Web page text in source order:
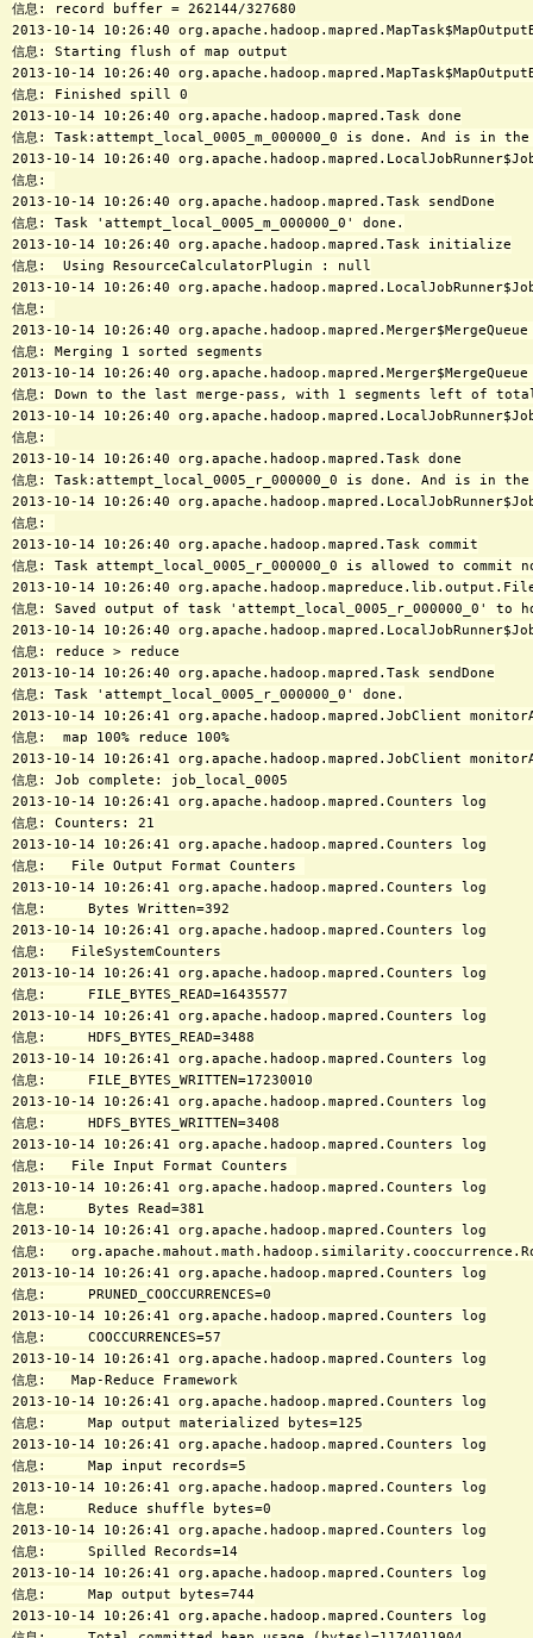
信息: record buffer = 262144/327680
2013-10-14 10:26:40
信息: Starting flush of map output
2013-10-14 10:26:40
信息: Finished spill 0
2013-10-14 10:26:40 org.apache.hadoop.mapred.Task done
信息: Task:attempt_local_0005_m_000000_0 is done. And is in
2013-10-14 10:26:40
信息:
2013-10-14 10:26:40 org.apache.hadoop.mapred.Task sendDone
信息: Task 'attempt_local_0005_m_000000_0' done.
2013-10-14 10:26:40 org.apache.hadoop.mapred.Task initialize
信息:  Using ResourceCalculatorPlugin : null
2013-10-14 10:26:40
信息:
2013-10-14 10:26:40 org.apache.hadoop.mapred.Merger$MergeQueue
信息: Merging 1 sorted segments
2013-10-14 10:26:40 org.apache.hadoop.mapred.Merger$MergeQueue
信息: Down to the last merge-pass, with 1 segments left of
2013-10-14 10:26:40
信息:
2013-10-14 10:26:40 org.apache.hadoop.mapred.Task done
信息: Task:attempt_local_0005_r_000000_0 is done. And is in
2013-10-14 10:26:40
信息:
2013-10-14 10:26:40 org.apache.hadoop.mapred.Task commit
信息: Task attempt_local_0005_r_000000_0 is allowed to commit
2013-10-14 10:26:40
信息: Saved output of task 'attempt_local_0005_r_000000_0' to
2013-10-14 10:26:40
信息: reduce > reduce
2013-10-14 10:26:40 org.apache.hadoop.mapred.Task sendDone
信息: Task 'attempt_local_0005_r_000000_0' done.
2013-10-14 10:26:41 org.apache.hadoop.mapred.JobClient
信息:  map 100% reduce 100%
2013-10-14 10:26:41 org.apache.hadoop.mapred.JobClient
信息: Job complete: job_local_0005
2013-10-14 10:26:41 org.apache.hadoop.mapred.Counters log
信息: Counters: 21
2013-10-14 10:26:41 org.apache.hadoop.mapred.Counters log
信息:   File Output Format Counters
2013-10-14 10:26:41 org.apache.hadoop.mapred.Counters log
信息:     Bytes Written=392
2013-10-14 10:26:41 org.apache.hadoop.mapred.Counters log
信息:   FileSystemCounters
2013-10-14 10:26:41 org.apache.hadoop.mapred.Counters log
信息:     FILE_BYTES_READ=16435577
2013-10-14 10:26:41 org.apache.hadoop.mapred.Counters log
信息:     HDFS_BYTES_READ=3488
2013-10-14 10:26:41 org.apache.hadoop.mapred.Counters log
信息:     FILE_BYTES_WRITTEN=17230010
2013-10-14 10:26:41 org.apache.hadoop.mapred.Counters log
信息:     HDFS_BYTES_WRITTEN=3408
2013-10-14 10:26:41 org.apache.hadoop.mapred.Counters log
信息:   File Input Format Counters
2013-10-14 10:26:41 org.apache.hadoop.mapred.Counters log
信息:     Bytes Read=381
2013-10-14 10:26:41 org.apache.hadoop.mapred.Counters log
信息:
2013-10-14 10:26:41 org.apache.hadoop.mapred.Counters log
信息:     PRUNED_COOCCURRENCES=0
2013-10-14 10:26:41 org.apache.hadoop.mapred.Counters log
信息:     COOCCURRENCES=57
2013-10-14 10:26:41 org.apache.hadoop.mapred.Counters log
信息:   Map-Reduce Framework
2013-10-14 10:26:41 org.apache.hadoop.mapred.Counters log
信息:     Map output materialized bytes=125
2013-10-14 10:26:41 org.apache.hadoop.mapred.Counters log
信息:     Map input records=5
2013-10-14 10:26:41 org.apache.hadoop.mapred.Counters log
信息:     Reduce shuffle bytes=0
2013-10-14 10:26:41 org.apache.hadoop.mapred.Counters log
信息:     Spilled Records=14
2013-10-14 10:26:41 org.apache.hadoop.mapred.Counters log
信息:     Map output bytes=744
2013-10-14 10:26:41 org.apache.hadoop.mapred.Counters log